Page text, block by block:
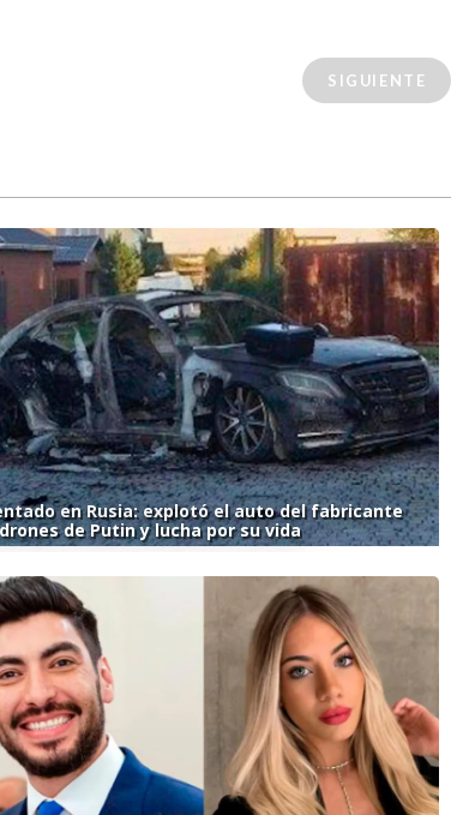
SIGUIENTE
en Rusia: explotó el auto del fabricante
de Putin y lucha por su vida